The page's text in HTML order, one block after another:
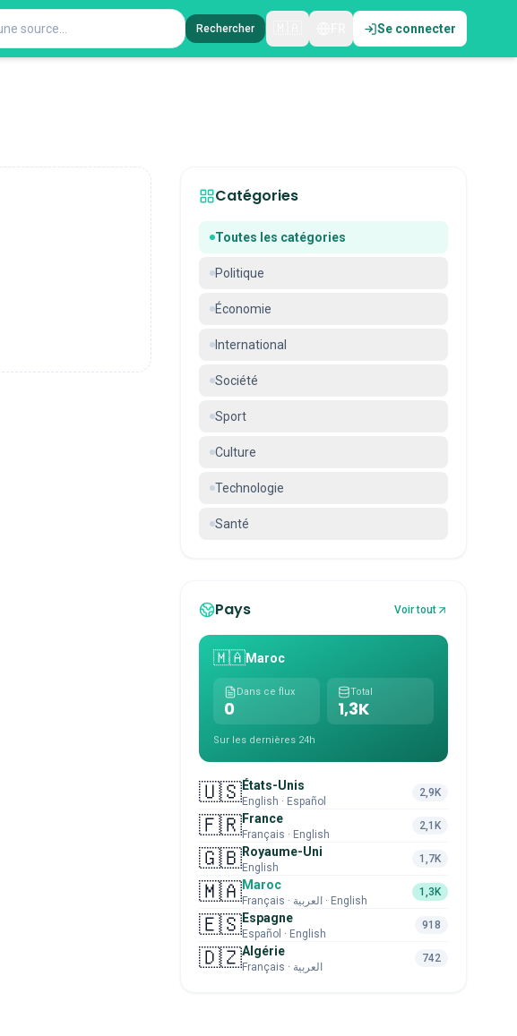
Rechercher Se connecter
Catégories
Toutes les catégories
Politique
Économie
International
Société
Sport
Culture
Technologie
Santé
Pays Voir tout
🇲🇦Maroc
Dans ce flux
0
Total
1,3K
Sur les dernières 24h
🇺🇸États-Unis
English · Español
2,9K
🇫🇷France
Français · English
2,1K
🇬🇧Royaume-Uni
English
1,7K
🇲🇦Maroc
Français · العربية · English
1,3K
🇪🇸Espagne
Español · English
918
🇩🇿Algérie
Français · العربية
742